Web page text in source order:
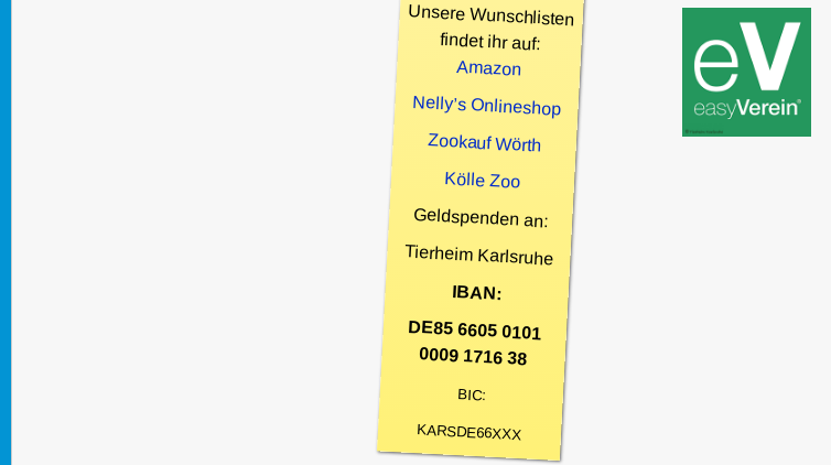
Unsere Wunschlisten
findet ihr auf:
Amazon
Nelly’s Onlineshop
Zookauf Wörth
Kölle Zoo
Geldspenden an:
Tierheim Karlsruhe
IBAN:
DE85 6605 0101
0009 1716 38
BIC:
KARSDE66XXX